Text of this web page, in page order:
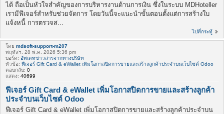
ได้ ถือเป็นหัวใจสำคัญของการบริหารงานด้านการเงิน ซึ่งในระบบ MDHoteller
เรามีฟีเจอร์สำหรับช่วยจัดการ โดยวันนี้จะแนะนำขั้นตอนตั้งแต่การสร้างใบ
แจ้งหนี้ การตรวจส...
ไปที่กระทู้
โดย mdsoft-support-m207
พฤหัสฯ. 28 พ.ค. 2026 5:36 pm
บอร์ด: อัพเดทข่าวสารจากทางบริษัท
หัวข้อ: ฟีเจอร์ Gift Card & eWallet เพิ่มโอกาสปิดการขายและสร้างลูกค้าประจำบนเว็บไซต์ Odoo
ตอบกลับ: 0
แสดง: 40699
ฟีเจอร์ Gift Card & eWallet เพิ่มโอกาสปิดการขายและสร้างลูกค้า
ประจำบนเว็บไซต์ Odoo
ฟีเจอร์ Gift Card & eWallet เพิ่มโอกาสปิดการขายและสร้างลูกค้าประจำบน